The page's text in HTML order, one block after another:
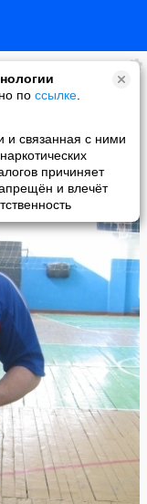
по ссылке
и связанная с ними
причиняет
и влечёт